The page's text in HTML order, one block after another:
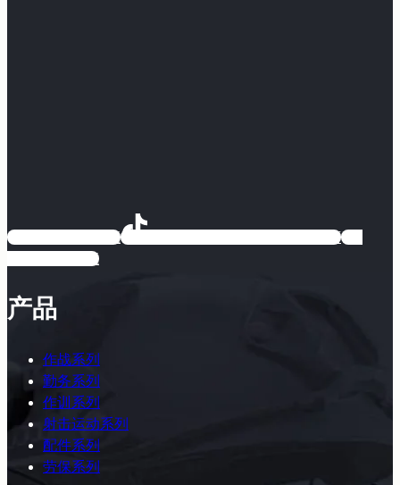
EARMOR耳魔
EARMOR耳魔运动户外专卖店
EARMOR耳魔
产品
作战系列
勤务系列
作训系列
射击运动系列
配件系列
劳保系列